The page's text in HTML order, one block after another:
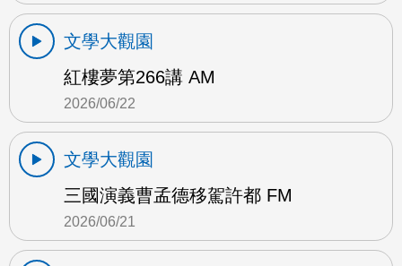
文學大觀園
紅樓夢第266講 AM
2026/06/22
文學大觀園
三國演義曹孟德移駕許都 FM
2026/06/21